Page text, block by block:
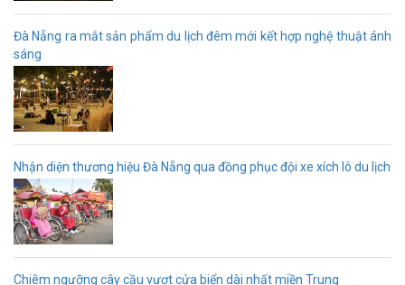
Đà Nẵng ra mắt sản phẩm du lịch đêm mới kết hợp nghệ thuật ánh
sáng
Nhận diện thương hiệu Đà Nẵng qua đồng phục đội xe xích lô du lịch
Chiêm ngưỡng cây cầu vượt cửa biển dài nhất miền Trung